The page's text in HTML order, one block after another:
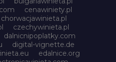
cenawiniety.pl
chorwacjawinieta.pl
czechywinieta.pl
dalnicnipoplatky.com
digital-vignette.de
edalnice.org